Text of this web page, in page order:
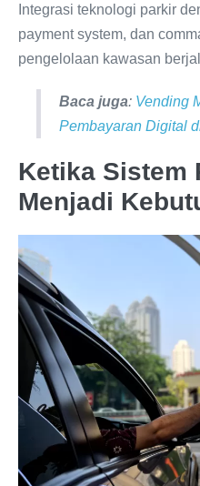
Integrasi teknologi parkir
payment system, dan
pengelolaan kawasan
Baca juga: Vending
Pembayaran Digital
Ketika Sistem
Menjadi